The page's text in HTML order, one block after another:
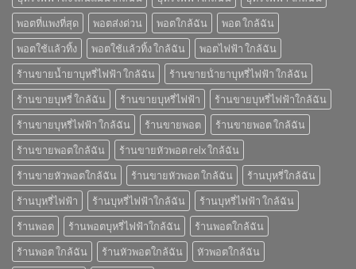
พอตที่แพงที่สุด
พอตส่งด่วน พอตใกล้ฉัน
พอต ใกล้ฉัน
พอตใช้แล้วทิ้ง
พอตใช้แล้วทิ้ง ใกล้ฉัน
พอตไฟฟ้า ใกล้ฉัน
ร้านขายน้ำยาบุหรี่ไฟฟ้า ใกล้ฉัน
ร้านขายน้ํายาบุหรี่ไฟฟ้า ใกล้ฉัน
ร้านขายบุหรี่ ใกล้ฉัน
ร้านขายบุหรี่ไฟฟ้า
ร้านขายบุหรี่ไฟฟ้าใกล้ฉัน
ร้านขายบุหรี่ไฟฟ้า ใกล้ฉัน
ร้านขายพอต
ร้านขายพอต ใกล้ฉัน
ร้านขายพอตใกล้ฉัน
ร้านขายหัวพอต relx ใกล้ฉัน
ร้านขายหัวพอตใกล้ฉัน
ร้านขายหัวพอต ใกล้ฉัน
ร้านบุหรี่ใกล้ฉัน
ร้านบุหรี่ไฟฟ้า
ร้านบุหรี่ไฟฟ้าใกล้ฉัน
ร้านบุหรี่ไฟฟ้า ใกล้ฉัน
ร้านพอต
ร้านพอตบุหรี่ไฟฟ้าใกล้ฉัน
ร้านพอตใกล้ฉัน
ร้านพอต ใกล้ฉัน
ร้านหัวพอตใกล้ฉัน หัวพอตใกล้ฉัน